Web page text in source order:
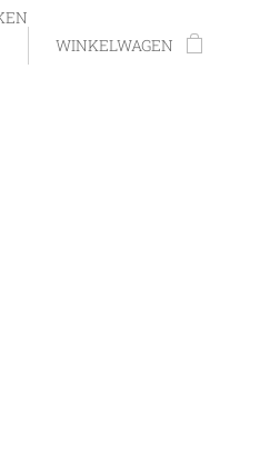
WINKELWAGEN